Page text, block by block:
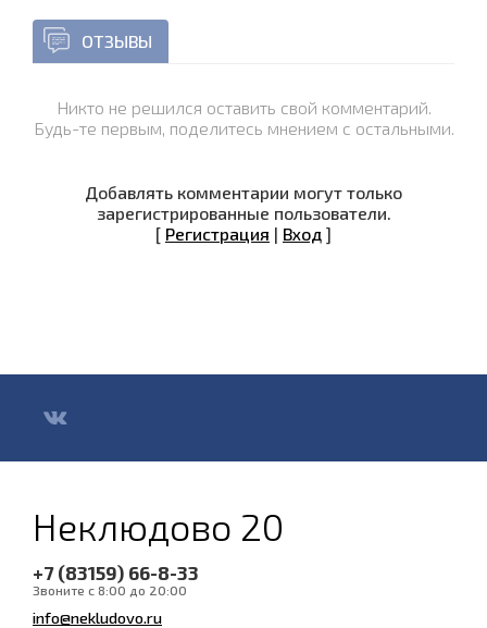
ОТЗЫВЫ
Никто не решился оставить свой комментарий.
Будь-те первым, поделитесь мнением с остальными.
Добавлять комментарии могут только
зарегистрированные пользователи.
[ Регистрация | Вход ]
Неклюдово 20
+7 (83159) 66-8-33
Звоните с 8:00 до 20:00
info@nekludovo.ru